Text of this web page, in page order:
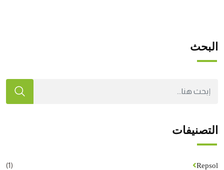
البحث
التصنيفات
Repsol
(1)